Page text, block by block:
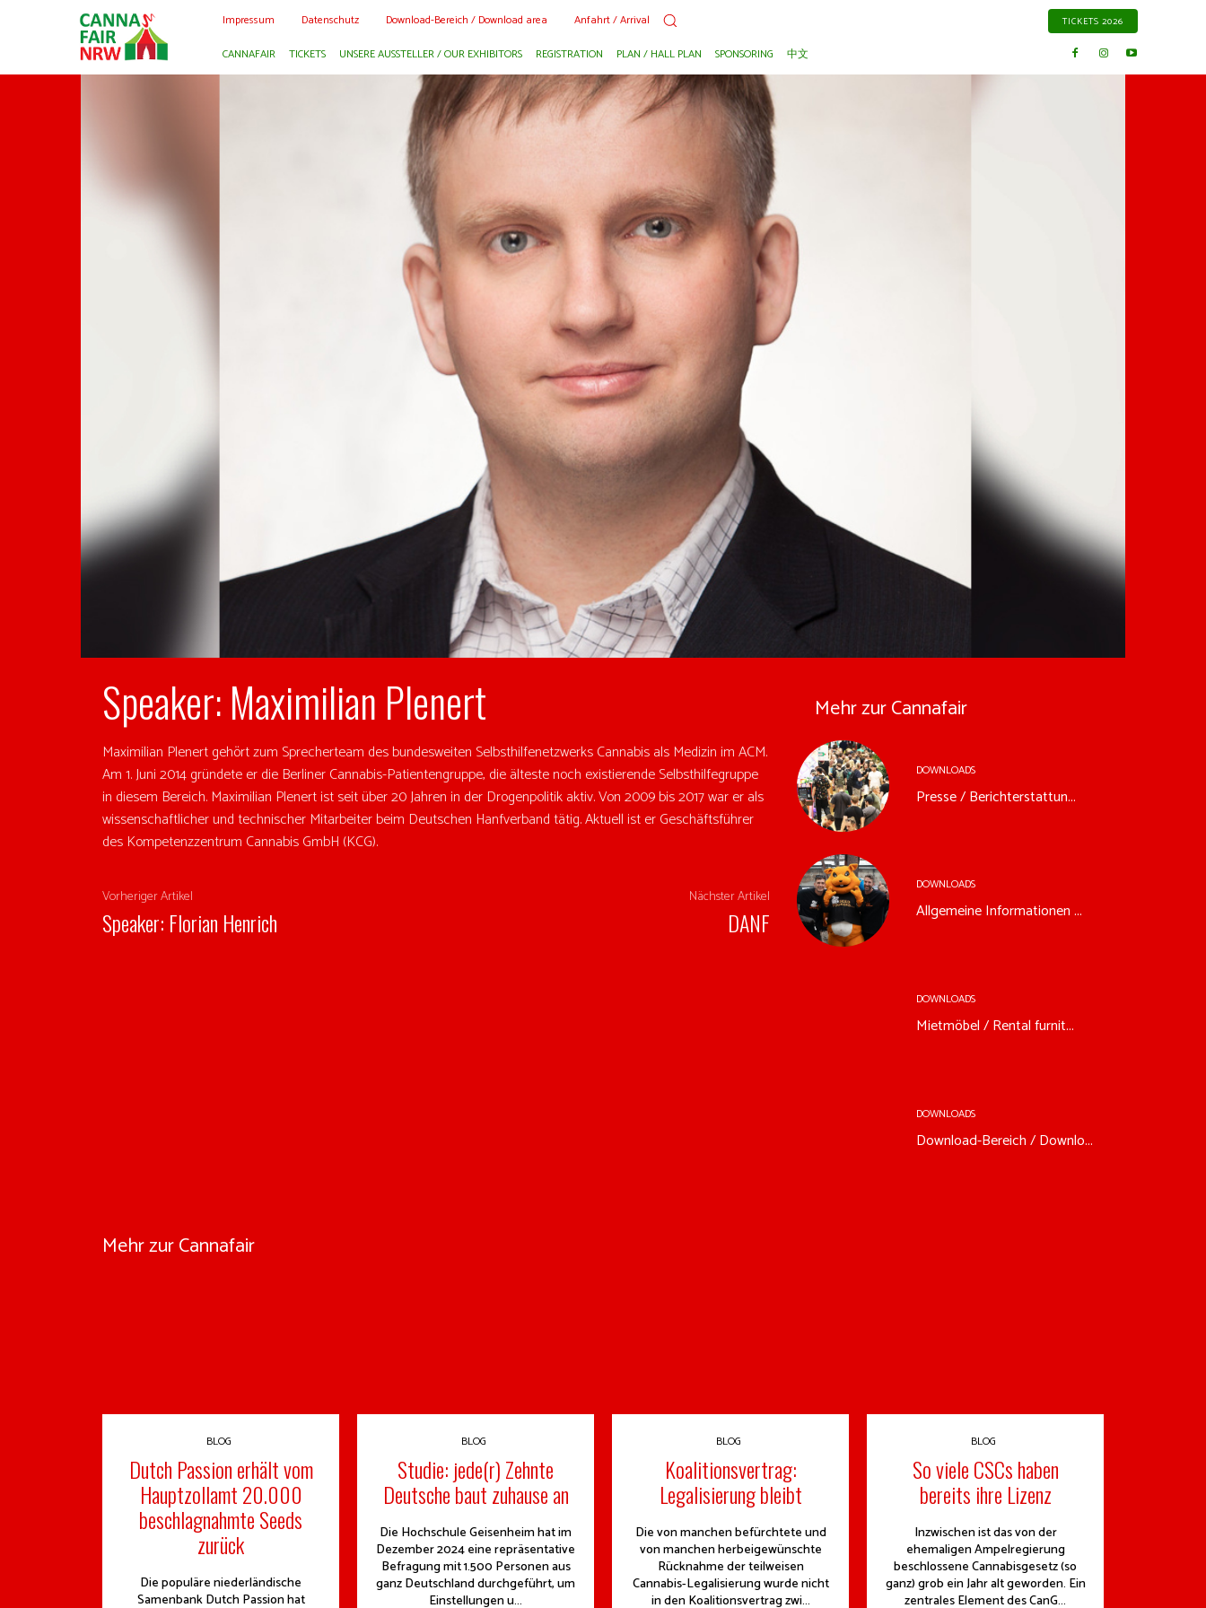
Impressum Datenschutz Download-Bereich / Download area Anfahrt / Arrival TICKETS 2026
CANNAFAIR TICKETS UNSERE AUSSTELLER / OUR EXHIBITORS REGISTRATION PLAN / HALL PLAN SPONSORING 中文
Speaker: Maximilian Plenert
Maximilian Plenert gehört zum Sprecherteam des bundesweiten Selbsthilfenetzwerks Cannabis als Medizin im ACM.
Am 1. Juni 2014 gründete er die Berliner Cannabis-Patientengruppe, die älteste noch existierende Selbsthilfegruppe
in diesem Bereich. Maximilian Plenert ist seit über 20 Jahren in der Drogenpolitik aktiv. Von 2009 bis 2017 war er als
wissenschaftlicher und technischer Mitarbeiter beim Deutschen Hanfverband tätig. Aktuell ist er Geschäftsführer
des Kompetenzzentrum Cannabis GmbH (KCG).
Vorheriger Artikel
Speaker: Florian Henrich
Nächster Artikel
DANF
Mehr zur Cannafair
DOWNLOADS
Presse / Berichterstattun...
DOWNLOADS
Allgemeine Informationen ...
DOWNLOADS
Mietmöbel / Rental furnit...
DOWNLOADS
Download-Bereich / Downlo...
Mehr zur Cannafair
BLOG
Dutch Passion erhält vom
Hauptzollamt 20.000
beschlagnahmte Seeds
zurück
Die populäre niederländische
Samenbank Dutch Passion hat
BLOG
Studie: jede(r) Zehnte
Deutsche baut zuhause an
Die Hochschule Geisenheim hat im
Dezember 2024 eine repräsentative
Befragung mit 1.500 Personen aus
ganz Deutschland durchgeführt, um
Einstellungen u...
BLOG
Koalitionsvertrag:
Legalisierung bleibt
Die von manchen befürchtete und
von manchen herbeigewünschte
Rücknahme der teilweisen
Cannabis-Legalisierung wurde nicht
in den Koalitionsvertrag zwi...
BLOG
So viele CSCs haben
bereits ihre Lizenz
Inzwischen ist das von der
ehemaligen Ampelregierung
beschlossene Cannabisgesetz (so
ganz) grob ein Jahr alt geworden. Ein
zentrales Element des CanG...